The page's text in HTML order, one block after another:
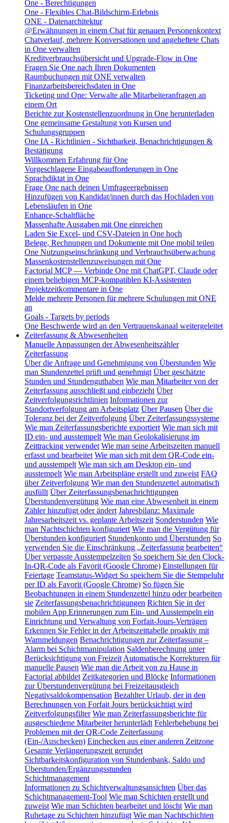
One - Berechtigungen
One - Flexibles Chat-Bildschirm-Erlebnis
ONE - Datenarchitektur
@Erwähnungen in einem Chat für genauen Personenkontext
Chatverlauf, mehrere Konversationen und angeheftete Chats
in One verwalten
Kreditverbrauchsübersicht und Upgrade-Flow in One
Fragen Sie One nach Ihren Dokumenten
Raumbuchungen mit ONE verwalten
Finanzarbeitsbereichsdaten in One
Ticketing und One: Verwalte alle Mitarbeiteranfragen an
einem Ort
Berichte zur Kostenstellenzuordnung in One herunterladen
One gemeinsame Gestaltung von Kursen und
Schulungsgruppen
One IA - Richtlinien - Sichtbarkeit, Benachrichtigungen &
Bestätigung
Willkommen Erfahrung für One
Vorgeschlagene Eingabeaufforderungen in One
Sprachdiktat in One
Frage One nach deinen Umfrageergebnissen
Hinzufügen von Kandidat/innen durch das Hochladen von
Lebensläufen in One
Enhance-Schaltfläche
Massenhafte Ausgaben mit One einreichen
Laden Sie Excel- und CSV-Dateien in One hoch
Belege, Rechnungen und Dokumente mit One mobil teilen
One Nutzungseinschränkung und Verbrauchsüberwachung
Massenkostenstellenzuweisungen mit One
Factorial MCP — Verbinde One mit ChatGPT, Claude oder
einem beliebigen MCP-kompatiblen KI-Assistenten
Projektzeitkommentare in One
Melde mehrere Personen für mehrere Schulungen mit ONE
an
Goals - Targets by periods
One Beschwerde wird an den Vertrauenskanaal weitergeleitet
Zeiterfassung & Abwesenheiten
Manuelle Anpassungen der Abwesenheitszähler
Zeiterfassung
Über die Anfrage und Genehmigung von Überstunden Wie
man Stundenzettel prüft und genehmigt Über geschätzte
Stunden und Stundenguthaben Wie man Mitarbeiter von der
Zeiterfassung ausschließt und einbezieht Über
Zeitverfolgungsrichtlinien Informationen zur
Standortverfolgung am Arbeitsplatz Über Pausen Über die
Toleranz bei der Zeitverfolgung Über Zeiterfassungssysteme
Wie man Zeiterfassungsberichte exportiert Wie man sich mit
ID ein- und ausstempelt Wie man Geolokalisierung im
Zeittracking verwendet Wie man seine Arbeitszeiten manuell
erfasst und bearbeitet Wie man sich mit dem QR-Code ein-
und ausstempelt Wie man sich am Desktop ein- und
ausstempelt Wie man Arbeitspläne erstellt und zuweist FAQ
über Zeitverfolgung Wie man den Stundenzettel automatisch
ausfüllt Über Zeiterfassungsbenachrichtigungen
Überstundenvergütung Wie man eine Abwesenheit in einem
Zähler hinzufügt oder ändert Jahresbilanz: Maximale
Jahresarbeitszeit vs. geplante Arbeitszeit Sonderstunden Wie
man Nachtschichten konfiguriert Wie man die Vergütung für
Überstunden konfiguriert Stundenkonto und Überstunden So
verwenden Sie die Einschränkung „Zeiterfassung bearbeiten“
Über verpasste Ausstempelzeiten So speichern Sie den Clock-
In-QR-Code als Favorit (Google Chrome) Einstellungen für
Feiertage Teamstatus-Widget So speichern Sie die Stempeluhr
per ID als Favorit (Google Chrome) So fügen Sie
Beobachtungen in einem Stundenzettel hinzu oder bearbeiten
sie Zeiterfassungsbenachrichtigungen Richten Sie in der
mobilen App Erinnerungen zum Ein- und Ausstempeln ein
Einrichtung und Verwaltung von Forfait-Jours-Verträgen
Erkennen Sie Fehler in der Arbeitszeittabelle proaktiv mit
Warnmeldungen Benachrichtigungen zur Zeiterfassung –
Alarm bei Schichtmanipulation Saldenberechnung unter
Berücksichtigung von Freizeit Automatische Korrekturen für
manuelle Pausen Wie man die Arbeit von zu Hause in
Factorial abbildet Zeitkategorien und Blöcke Informationen
zur Überstundenvergütung bei Freizeitausgleich
Negativsaldokompensation Bezahlter Urlaub, der in den
Berechnungen von Forfait Jours berücksichtigt wird
Zeitverfolgungsfilter Wie man Zeiterfassungsberichte für
ausgeschiedene Mitarbeiter herunterlädt Fehlerbehebung bei
Problemen mit der QR-Code Zeiterfassung
(Ein-/Auschecken) Einchecken aus einer anderen Zeitzone
Gesamte Verlängerungszeit gerundet
Sichtbarkeitskonfiguration von Stundenbank, Saldo und
Überstunden/Ergänzungsstunden
Schichtmanagement
Informationen zu Schichtverwaltungsansichten Über das
Schichtmanagement-Tool Wie man Schichten erstellt und
zuweist Wie man Schichten bearbeitet und löscht Wie man
Ruhetage zu Schichten hinzufügt Wie man Nachtschichten